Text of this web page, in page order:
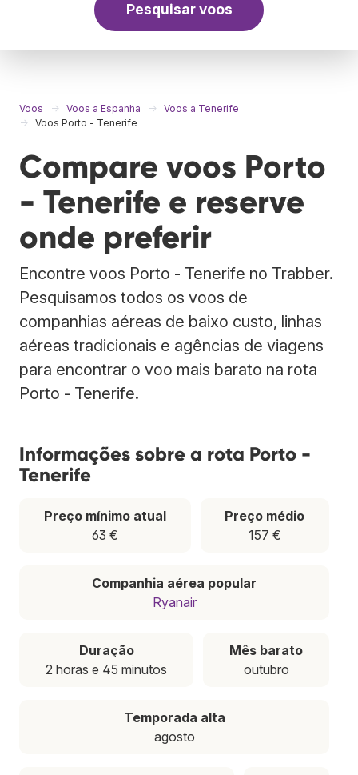
Pesquisar voos
Voos Voos a Espanha
Voos a Tenerife
Voos Porto - Tenerife
Compare voos Porto
- Tenerife e reserve
onde preferir
Encontre voos Porto - Tenerife no Trabber.
Pesquisamos todos os voos de
companhias aéreas de baixo custo, linhas
aéreas tradicionais e agências de viagens
para encontrar o voo mais barato na rota
Porto - Tenerife.
Informações sobre a rota Porto -
Tenerife
Preço mínimo atual
63 €
Preço médio
157 €
Companhia aérea popular
Ryanair
Duração
2 horas e 45 minutos
Mês barato
outubro
Temporada alta
agosto